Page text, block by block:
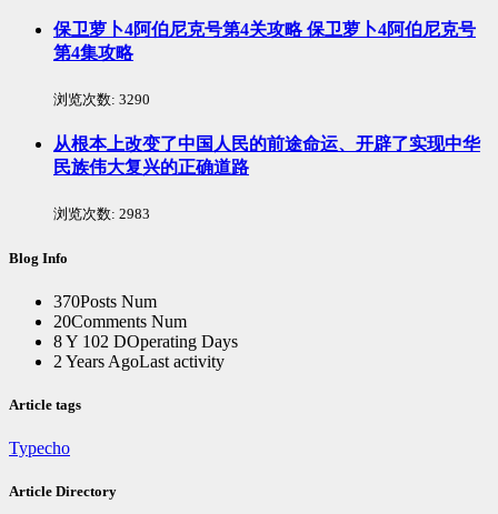
保卫萝卜4阿伯尼克号第4关攻略 保卫萝卜4阿伯尼克号
第4集攻略
浏览次数: 3290
从根本上改变了中国人民的前途命运、开辟了实现中华
民族伟大复兴的正确道路
浏览次数: 2983
Blog Info
370Posts Num
20Comments Num
8 Y 102 DOperating Days
2 Years AgoLast activity
Article tags
Typecho
Article Directory